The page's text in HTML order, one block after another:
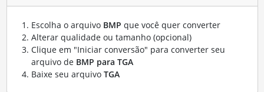
Escolha o arquivo BMP que você quer converter
Alterar qualidade ou tamanho (opcional)
Clique em "Iniciar conversão" para converter seu
arquivo de BMP para TGA
Baixe seu arquivo TGA